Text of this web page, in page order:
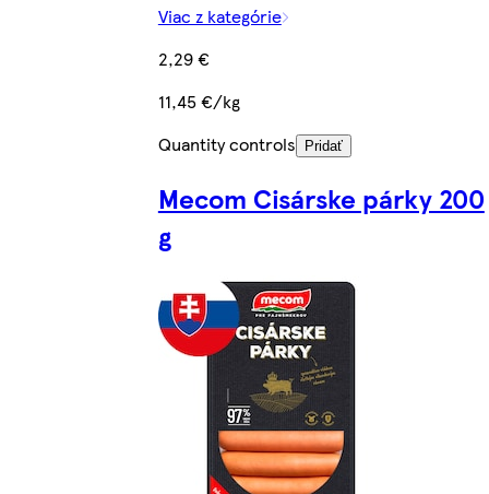
Viac z kategórie
2,29 €
11,45 €/kg
Quantity controls
Pridať
Mecom Cisárske párky 200
g